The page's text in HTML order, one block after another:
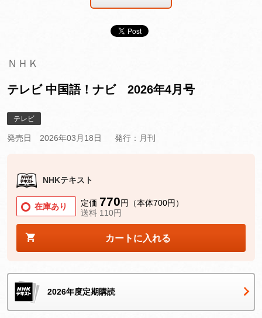
ＮＨＫ
テレビ 中国語！ナビ 2026年4月号
テレビ
発売日 2026年03月18日 発行：月刊
NHKテキスト
在庫あり 定価 770円（本体700円）
送料 110円
カートに入れる
2026年度定期購読